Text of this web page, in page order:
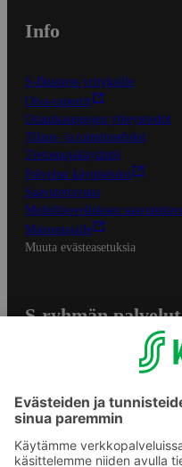
Info
S-Business yrityksille
Oiva-raportit
Osuuskauppojen yhteystiedot
Tilaus- ja toimitusehdot
Tietosuojakäytäntö
Palvelun käyttöehdot
Saavutettavuus
Mobiilisovelluksen
Mainostajalle
Muuta evästeasetuksia
S-ryhmän palvelut
Yhteishyvä Ruoka -sovellus
S-ostoslista -sovellus
Prisma.fi